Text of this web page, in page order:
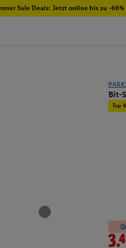
Sale Deals: Jetzt online bis zu -66%
Bit-
Top